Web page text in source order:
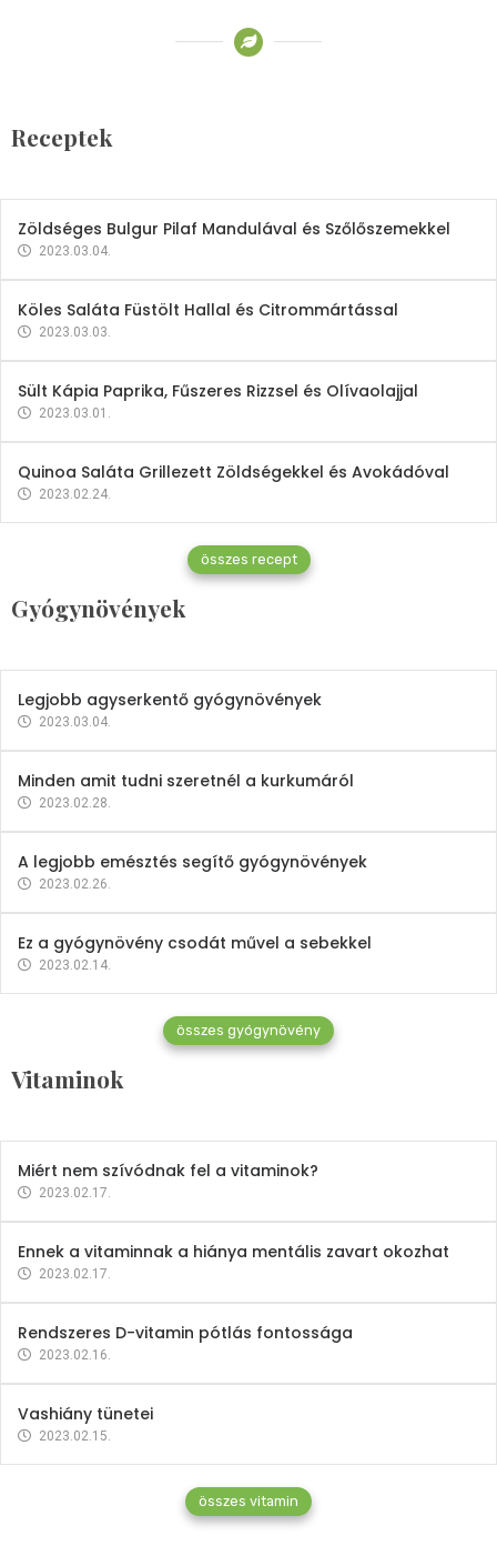
Receptek
2023.03.06.
Zöldséges Bulgur Pilaf Mandulával és Szőlőszemekkel
2023.03.04.
Köles Saláta Füstölt Hallal és Citrommártással
2023.03.03.
Sült Kápia Paprika, Fűszeres Rizzsel és Olívaolajjal
2023.03.01.
Quinoa Saláta Grillezett Zöldségekkel és Avokádóval
2023.02.24.
összes recept
Gyógynövények
Gyógynövények
Mindent a petrezselyemről
2023.12.21.
Legjobb agyserkentő gyógynövények
2023.03.04.
Minden amit tudni szeretnél a kurkumáról
2023.02.28.
A legjobb emésztés segítő gyógynövények
2023.02.26.
Ez a gyógynövény csodát művel a sebekkel
2023.02.14.
összes gyógynövény
Vitaminok
Vitaminok
Mindent a B-12 vitaminról
2023.02.27.
Miért nem szívódnak fel a vitaminok?
2023.02.17.
Ennek a vitaminnak a hiánya mentális zavart okozhat
2023.02.17.
Rendszeres D-vitamin pótlás fontossága
2023.02.16.
Vashiány tünetei
2023.02.15.
összes vitamin